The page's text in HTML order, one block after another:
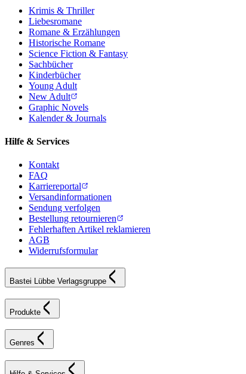
Krimis & Thriller
Liebesromane
Romane & Erzählungen
Historische Romane
Science Fiction & Fantasy
Sachbücher
Kinderbücher
Young Adult
New Adult
Graphic Novels
Kalender & Journals
Hilfe & Services
Kontakt
FAQ
Karriereportal
Versandinformationen
Sendung verfolgen
Bestellung retournieren
Fehlerhaften Artikel reklamieren
AGB
Widerrufsformular
Bastei Lübbe Verlagsgruppe
Produkte
Genres